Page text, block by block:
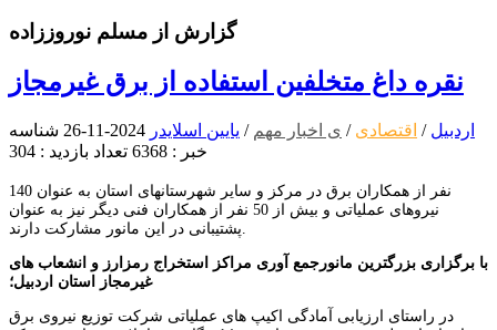
گزارش از مسلم نوروززاده
نقره داغ متخلفین استفاده از برق غیرمجاز
اردبیل / اقتصادی / ی اخبار مهم / یایین اسلایدر 2024-11-26
شناسه
خبر : 6368
تعداد بازدید : 304
140 نفر از همکاران برق در مرکز و سایر شهرستانهای استان به عنوان
نیروهای عملیاتی و بیش از 50 نفر از همکاران فنی دیگر نیز به عنوان
با برگزاری بزرگترین مانورجمع آوری مراکز استخراج رمزارز و انشعاب های
غیرمجاز استان اردبیل؛
در راستای ارزیابی آمادگی اکیپ های عملیاتی شرکت توزیع نیروی برق